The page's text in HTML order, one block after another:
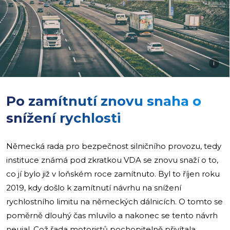
i
Po zamítnutí znovu snaha o
snížení rychlosti
Německá rada pro bezpečnost silničního provozu, tedy
instituce známá pod zkratkou VDA se znovu snaží o to,
co jí bylo již v loňském roce zamítnuto. Byl to říjen roku
2019, kdy došlo k zamítnutí návrhu na snížení
rychlostního limitu na německých dálnicích. O tomto se
poměrně dlouhý čas mluvilo a nakonec se tento návrh